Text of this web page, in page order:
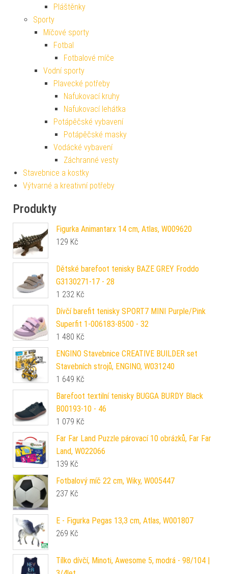
Pláštěnky
Sporty
Míčové sporty
Fotbal
Fotbalové míče
Vodní sporty
Plavecké potřeby
Nafukovací kruhy
Nafukovací lehátka
Potápěčské vybavení
Potápěčské masky
Vodácké vybavení
Záchranné vesty
Stavebnice a kostky
Výtvarné a kreativní potřeby
Produkty
Figurka Animantarx 14 cm, Atlas, W009620
129 Kč
Dětské barefoot tenisky BAZE GREY Froddo
G3130271-17 - 28
1 232 Kč
Dívčí barefit tenisky SPORT7 MINI Purple/Pink
Superfit 1-006183-8500 - 32
1 480 Kč
ENGINO Stavebnice CREATIVE BUILDER set
Stavebních strojů, ENGINO, W031240
1 649 Kč
Barefoot textilní tenisky BUGGA BURDY Black
B00193-10 - 46
1 079 Kč
Far Far Land Puzzle párovací 10 obrázků, Far Far
Land, W022066
139 Kč
Fotbalový míč 22 cm, Wiky, W005447
237 Kč
E - Figurka Pegas 13,3 cm, Atlas, W001807
269 Kč
Tílko dívčí, Minoti, Awesome 5, modrá - 98/104 |